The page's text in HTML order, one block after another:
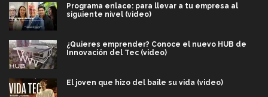
Programa enlace: para llevar a tu empresa al
siguiente nivel (video)
¿Quieres emprender? Conoce el nuevo HUB de
Innovación del Tec (video)
El joven que hizo del baile su vida (video)